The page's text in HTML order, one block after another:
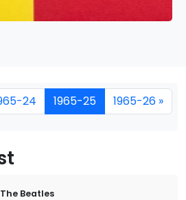
24 1965-25 1965-26 »
The Beatles